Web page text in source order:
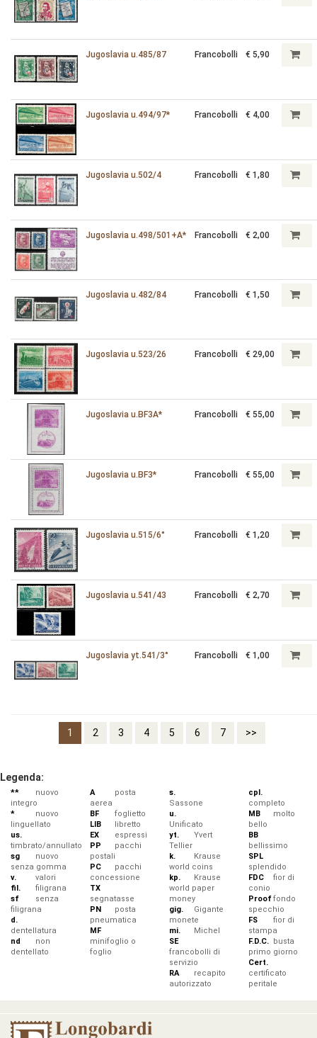
Jugoslavia u.485/87 Francobolli € 5,90
Jugoslavia u.494/97* Francobolli € 4,00
Jugoslavia u.502/4 Francobolli € 1,80
Jugoslavia u.498/501+A* Francobolli € 2,00
Jugoslavia u.482/84 Francobolli € 1,50
Jugoslavia u.523/26 Francobolli € 29,00
Jugoslavia u.BF3A* Francobolli € 55,00
Jugoslavia u.BF3* Francobolli € 55,00
Jugoslavia u.515/6° Francobolli € 1,20
Jugoslavia u.541/43 Francobolli € 2,70
Jugoslavia yt.541/3° Francobolli € 1,00
1 2 3 4 5 6 7 >>
Legenda:
**
nuovo
integro
*
nuovo
linguellato
us.
timbrato/annullato
sg
nuovo
senza gomma
v.
valori
fil.
filigrana
sf
senza
filigrana
d.
dentellatura
nd
non
dentellato
A
posta
aerea
BF
foglietto
LIB
libretto
EX
espressi
PP
pacchi
postali
PC
pacchi
concessione
TX
segnatasse
PN
posta
pneumatica
MF
minifoglio o
foglio
s.
Sassone
u.
Unificato
yt.
Yvert
Tellier
k.
Krause
world coins
kp.
Krause
world paper
money
gig.
Gigante
monete
mi.
Michel
SE
francobolli di
servizio
RA
recapito
autorizzato
cpl.
completo
MB
molto
bello
BB
bellissimo
SPL
splendido
FDC
fior di
conio
Prooffondo
specchio
FS
fior di
stampa
F.D.C. busta
primo giorno
Cert.
certificato
peritale